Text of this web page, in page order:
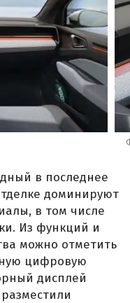
в последнее
доминируют
в том числе
Из функций и
можно отметить
цифровую
дисплей